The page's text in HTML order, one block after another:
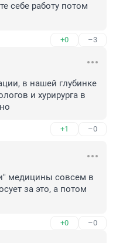
себе работу потом
+0 –3
в нашей глубинке
и хурирурга в
+1 –0
медицины совсем в
за это, а потом
+0 –0